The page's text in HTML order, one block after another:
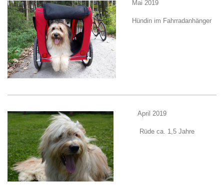
Mai 2019
Hündin im Fahrradanhänger
April 2019
Rüde ca. 1,5 Jahre